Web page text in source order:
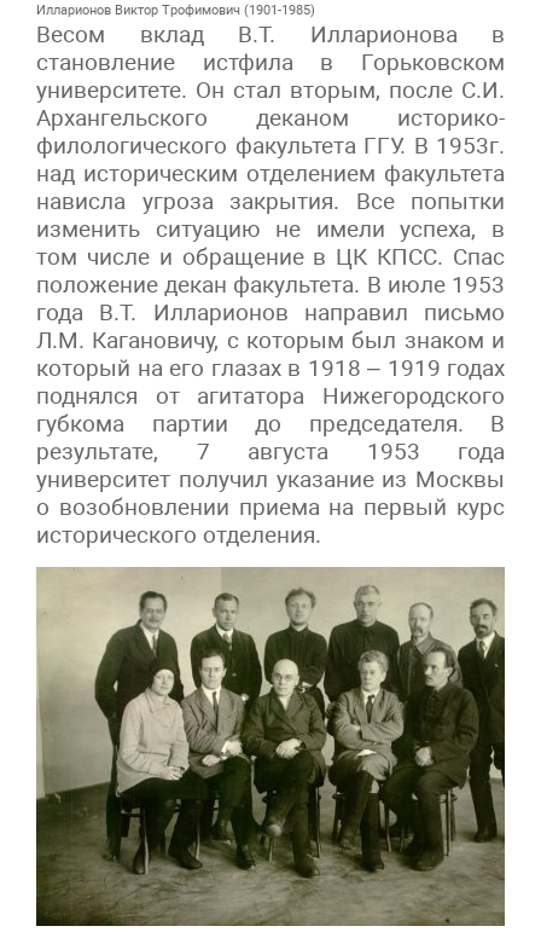
Илларионов Виктор Трофимович (1901-1985)
Весом вклад В.Т. Илларионова в
становление истфила в Горьковском
университете. Он стал вторым, после С.И.
Архангельского деканом историко-
филологического факультета ГГУ. В 1953г.
над историческим отделением факультета
нависла угроза закрытия. Все попытки
изменить ситуацию не имели успеха, в
том числе и обращение в ЦК КПСС. Спас
положение декан факультета. В июле 1953
года В.Т. Илларионов направил письмо
Л.М. Кагановичу, с которым был знаком и
который на его глазах в 1918 – 1919 годах
поднялся от агитатора Нижегородского
губкома партии до председателя. В
результате, 7 августа 1953 года
университет получил указание из Москвы
о возобновлении приема на первый курс
исторического отделения.